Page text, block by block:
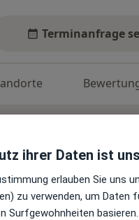
Terminanfrage
Top 5
Juni 2022
ihrer Daten ist
erlauben Sie uns
zu verwenden, um
Surfgewohnheiten